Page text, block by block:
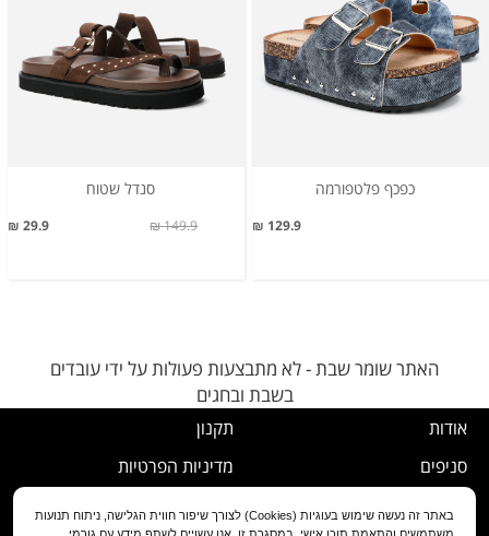
כפכף פלטפורמה
129.9 ₪
סנדל שטוח
29.9 ₪ 149.9 ₪
האתר שומר שבת - לא מתבצעות פעולות על ידי עובדים
בשבת ובחגים
אודות
סניפים
תקנון
מדיניות הפרטיות
נוהל ביטול עסקה
באתר זה נעשה שימוש בעוגיות (Cookies) לצורך שיפור חווית הגלישה, ניתוח תנועות